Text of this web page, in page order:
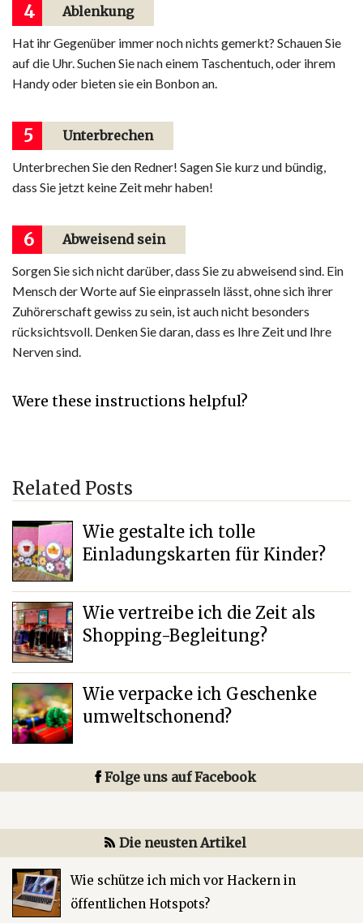
4 Ablenkung
Hat ihr Gegenüber immer noch nichts gemerkt? Schauen Sie
auf die Uhr. Suchen Sie nach einem Taschentuch, oder ihrem
Handy oder bieten sie ein Bonbon an.
5 Unterbrechen
Unterbrechen Sie den Redner! Sagen Sie kurz und bündig,
dass Sie jetzt keine Zeit mehr haben!
6 Abweisend sein
Sorgen Sie sich nicht darüber, dass Sie zu abweisend sind. Ein
Mensch der Worte auf Sie einprasseln lässt, ohne sich ihrer
Zuhörerschaft gewiss zu sein, ist auch nicht besonders
rücksichtsvoll. Denken Sie daran, dass es Ihre Zeit und Ihre
Nerven sind.
Were these instructions helpful?
Related Posts
Wie gestalte ich tolle
Einladungskarten für Kinder?
Wie vertreibe ich die Zeit als
Shopping-Begleitung?
Wie verpacke ich Geschenke
umweltschonend?
Folge uns auf Facebook
Die neusten Artikel
Wie schütze ich mich vor Hackern in
öffentlichen Hotspots?